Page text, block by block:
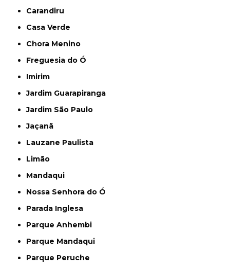
Carandiru
Casa Verde
Chora Menino
Freguesia do Ó
Imirim
Jardim Guarapiranga
Jardim São Paulo
Jaçanã
Lauzane Paulista
Limão
Mandaqui
Nossa Senhora do Ó
Parada Inglesa
Parque Anhembi
Parque Mandaqui
Parque Peruche